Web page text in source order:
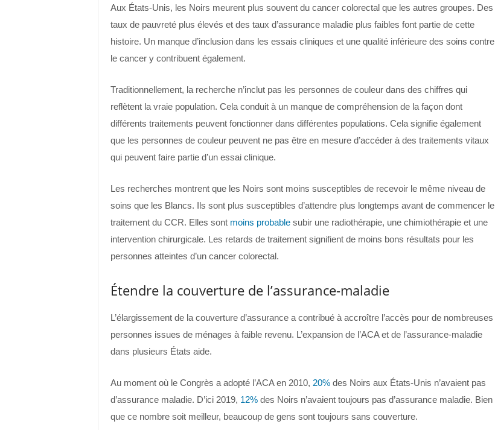
Aux États-Unis, les Noirs meurent plus souvent du cancer colorectal que les autres groupes. Des
taux de pauvreté plus élevés et des taux d’assurance maladie plus faibles font partie de cette
histoire. Un manque d’inclusion dans les essais cliniques et une qualité inférieure des soins contre
le cancer y contribuent également.
Traditionnellement, la recherche n’inclut pas les personnes de couleur dans des chiffres qui
reflètent la vraie population. Cela conduit à un manque de compréhension de la façon dont
différents traitements peuvent fonctionner dans différentes populations. Cela signifie également
que les personnes de couleur peuvent ne pas être en mesure d’accéder à des traitements vitaux
qui peuvent faire partie d’un essai clinique.
Les recherches montrent que les Noirs sont moins susceptibles de recevoir le même niveau de
soins que les Blancs. Ils sont plus susceptibles d’attendre plus longtemps avant de commencer le
traitement du CCR. Elles sont moins probablesubir une radiothérapie, une chimiothérapie et une
intervention chirurgicale. Les retards de traitement signifient de moins bons résultats pour les
personnes atteintes d’un cancer colorectal.
Étendre la couverture de l’assurance-maladie
L’élargissement de la couverture d’assurance a contribué à accroître l’accès pour de nombreuses
personnes issues de ménages à faible revenu. L’expansion de l’ACA et de l’assurance-maladie
dans plusieurs États aide.
Au moment où le Congrès a adopté l’ACA en 2010, 20%des Noirs aux États-Unis n’avaient pas
d’assurance maladie. D’ici 2019, 12%des Noirs n’avaient toujours pas d’assurance maladie. Bien
que ce nombre soit meilleur, beaucoup de gens sont toujours sans couverture.